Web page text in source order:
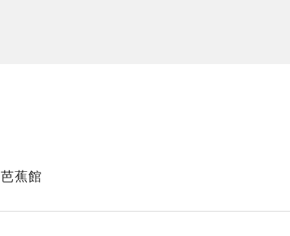
芭蕉館